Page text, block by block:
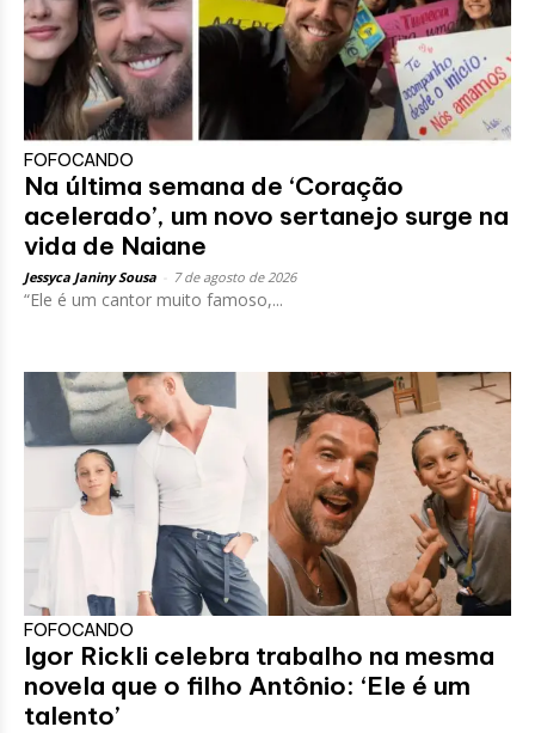
FOFOCANDO
Na última semana de ‘Coração
acelerado’, um novo sertanejo surge na
vida de Naiane
Jessyca Janiny Sousa 7 de agosto de 2026
“Ele é um cantor muito famoso,...
FOFOCANDO
Igor Rickli celebra trabalho na mesma
novela que o filho Antônio: ‘Ele é um
talento’